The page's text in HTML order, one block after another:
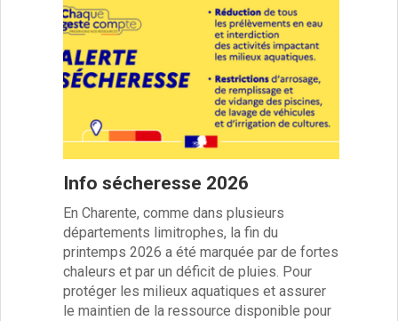
Délibérations 2019
Délibérations 2018
Délibérations 2017
Délibérations 2016
Délibérations 2014
Délibérations 2013
Délibérations 2012
Délibérations 2011
Délibérations 2010
Délibérations 2009
Délibérations 2008
Agenda réunions publiques
Marchés publics
Toutes les actualités
Info sécheresse 2026
En Charente, comme dans plusieurs
départements limitrophes, la fin du
printemps 2026 a été marquée par de fortes
chaleurs et par un déficit de pluies. Pour
protéger les milieux aquatiques et assurer
le maintien de la ressource disponible pour